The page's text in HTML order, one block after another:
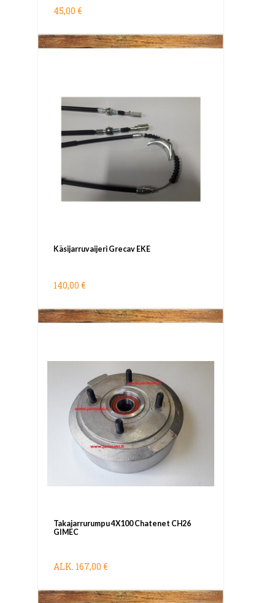
45,00 €
Käsijarruvaijeri Grecav EKE
140,00 €
Takajarrurumpu 4X100 Chatenet CH26
GIMEC
ALK. 167,00 €